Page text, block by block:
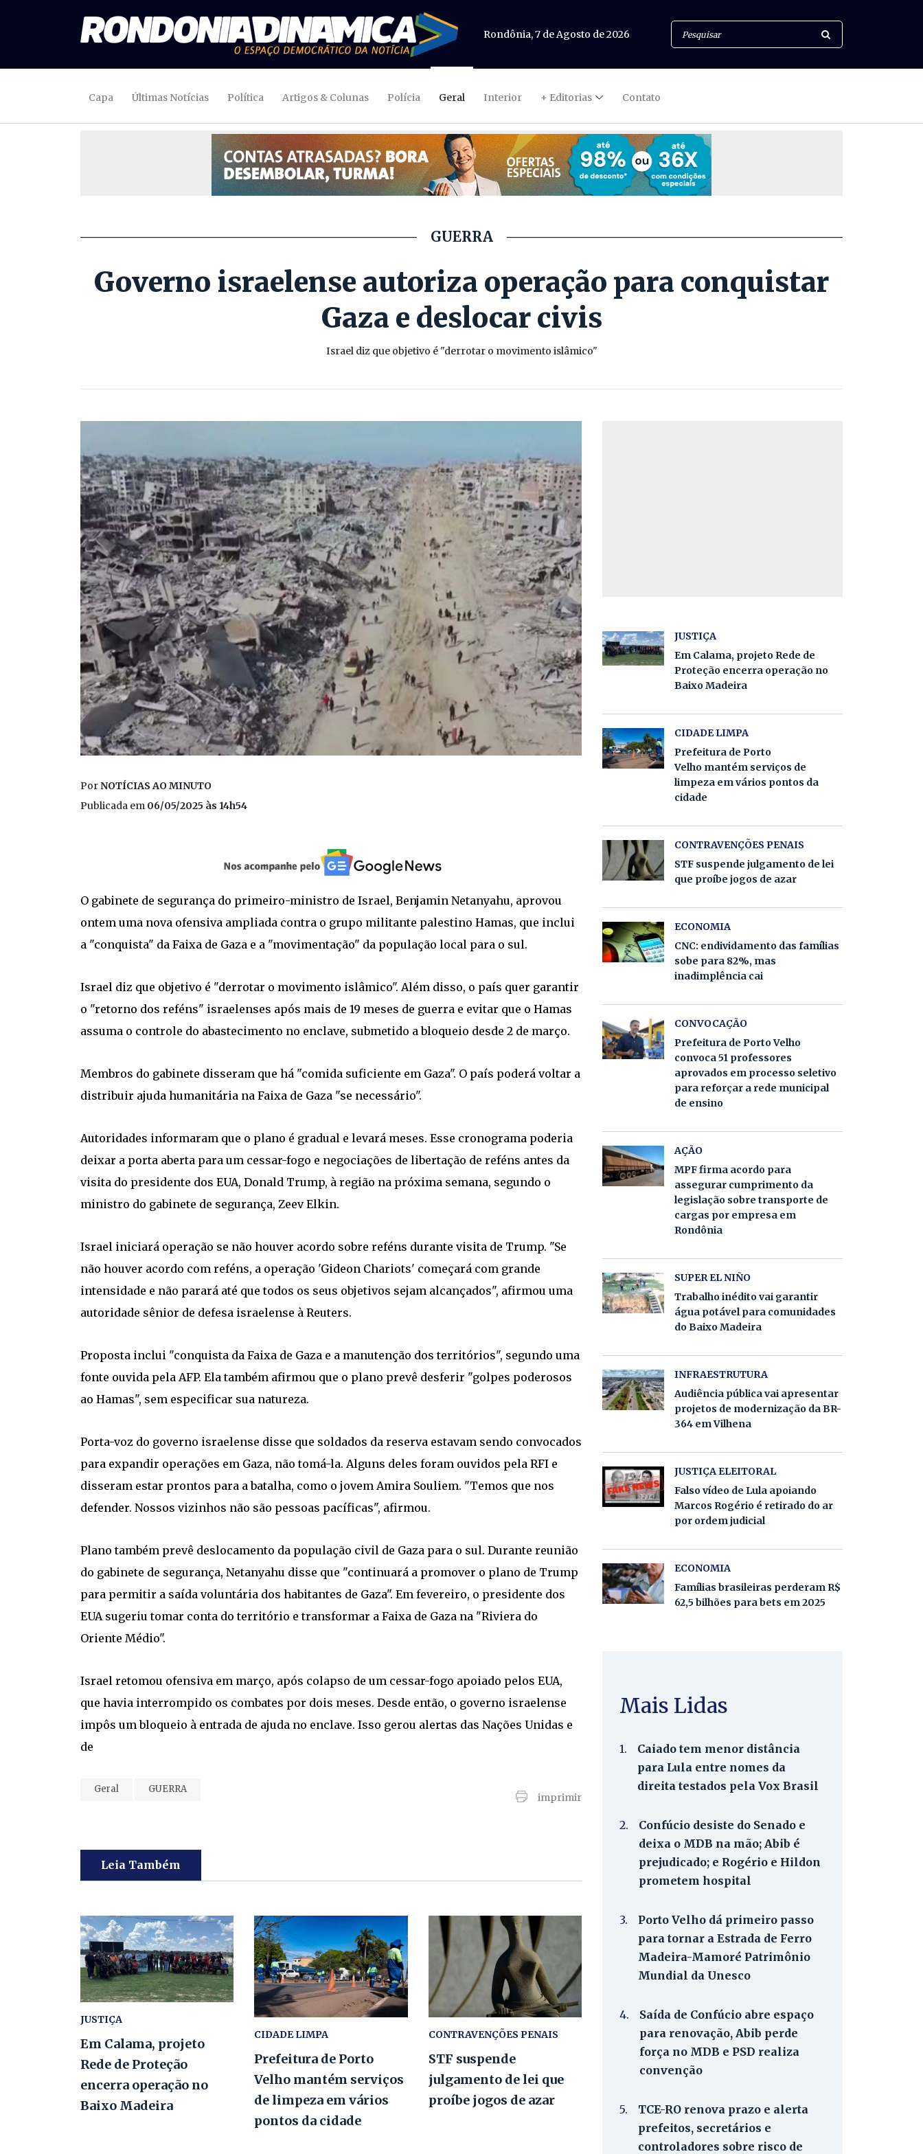
Rondônia, 7 de Agosto de 2026
Capa Últimas Notícias Política Artigos & Colunas Polícia Geral Interior + Editorias Contato
GUERRA
Governo israelense autoriza operação para conquistar
Gaza e deslocar civis
Israel diz que objetivo é "derrotar o movimento islâmico"
PorNOTÍCIAS AO MINUTO
Publicada em 06/05/2025 às 14h54
O gabinete de segurança do primeiro-ministro de Israel, Benjamin Netanyahu, aprovou
ontem uma nova ofensiva ampliada contra o grupo militante palestino Hamas, que inclui
a "conquista" da Faixa de Gaza e a "movimentação" da população local para o sul.
Israel diz que objetivo é "derrotar o movimento islâmico". Além disso, o país quer garantir
o "retorno dos reféns" israelenses após mais de 19 meses de guerra e evitar que o Hamas
assuma o controle do abastecimento no enclave, submetido a bloqueio desde 2 de março.
Membros do gabinete disseram que há "comida suficiente em Gaza". O país poderá voltar a
distribuir ajuda humanitária na Faixa de Gaza "se necessário".
Autoridades informaram que o plano é gradual e levará meses. Esse cronograma poderia
deixar a porta aberta para um cessar-fogo e negociações de libertação de reféns antes da
visita do presidente dos EUA, Donald Trump, à região na próxima semana, segundo o
ministro do gabinete de segurança, Zeev Elkin.
Israel iniciará operação se não houver acordo sobre reféns durante visita de Trump. "Se
não houver acordo com reféns, a operação 'Gideon Chariots' começará com grande
intensidade e não parará até que todos os seus objetivos sejam alcançados", afirmou uma
autoridade sênior de defesa israelense à Reuters.
Proposta inclui "conquista da Faixa de Gaza e a manutenção dos territórios", segundo uma
fonte ouvida pela AFP. Ela também afirmou que o plano prevê desferir "golpes poderosos
ao Hamas", sem especificar sua natureza.
Porta-voz do governo israelense disse que soldados da reserva estavam sendo convocados
para expandir operações em Gaza, não tomá-la. Alguns deles foram ouvidos pela RFI e
disseram estar prontos para a batalha, como o jovem Amira Souliem. "Temos que nos
defender. Nossos vizinhos não são pessoas pacíficas", afirmou.
Plano também prevê deslocamento da população civil de Gaza para o sul. Durante reunião
do gabinete de segurança, Netanyahu disse que "continuará a promover o plano de Trump
para permitir a saída voluntária dos habitantes de Gaza". Em fevereiro, o presidente dos
EUA sugeriu tomar conta do território e transformar a Faixa de Gaza na "Riviera do
Oriente Médio".
Israel retomou ofensiva em março, após colapso de um cessar-fogo apoiado pelos EUA,
que havia interrompido os combates por dois meses. Desde então, o governo israelense
impôs um bloqueio à entrada de ajuda no enclave. Isso gerou alertas das Nações Unidas e
de
Geral GUERRA
imprimir
Leia Também
JUSTIÇA
Em Calama, projeto
Rede de Proteção
encerra operação no
Baixo Madeira
CIDADE LIMPA
Prefeitura de Porto
Velho mantém serviços
de limpeza em vários
pontos da cidade
CONTRAVENÇÕES PENAIS
STF suspende
julgamento de lei que
proíbe jogos de azar
JUSTIÇA
Em Calama, projeto Rede de
Proteção encerra operação no
Baixo Madeira
CIDADE LIMPA
Prefeitura de Porto
Velho mantém serviços de
limpeza em vários pontos da
cidade
CONTRAVENÇÕES PENAIS
STF suspende julgamento de lei
que proíbe jogos de azar
ECONOMIA
CNC: endividamento das famílias
sobe para 82%, mas
inadimplência cai
CONVOCAÇÃO
Prefeitura de Porto Velho
convoca 51 professores
aprovados em processo seletivo
para reforçar a rede municipal
de ensino
AÇÃO
MPF firma acordo para
assegurar cumprimento da
legislação sobre transporte de
cargas por empresa em
Rondônia
SUPER EL NIÑO
Trabalho inédito vai garantir
água potável para comunidades
do Baixo Madeira
INFRAESTRUTURA
Audiência pública vai apresentar
projetos de modernização da BR-
364 em Vilhena
JUSTIÇA ELEITORAL
Falso vídeo de Lula apoiando
Marcos Rogério é retirado do ar
por ordem judicial
ECONOMIA
Famílias brasileiras perderam R$
62,5 bilhões para bets em 2025
Mais Lidas
1.
Caiado tem menor distância
para Lula entre nomes da
direita testados pela Vox Brasil
2.
Confúcio desiste do Senado e
deixa o MDB na mão; Abib é
prejudicado; e Rogério e Hildon
prometem hospital
3.
Porto Velho dá primeiro passo
para tornar a Estrada de Ferro
Madeira-Mamoré Patrimônio
Mundial da Unesco
4.
Saída de Confúcio abre espaço
para renovação, Abib perde
força no MDB e PSD realiza
convenção
5.
TCE-RO renova prazo e alerta
prefeitos, secretários e
controladores sobre risco de